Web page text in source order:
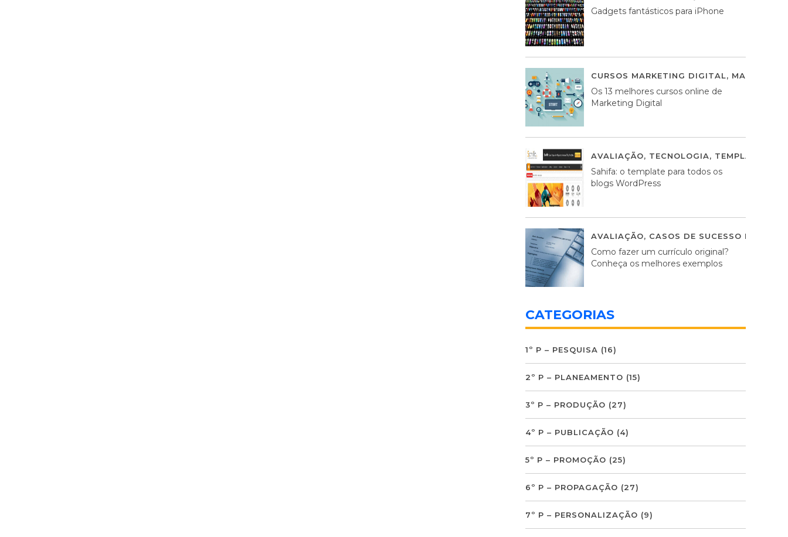
Gadgets fantásticos para iPhone
CURSOS MARKETING DIGITAL,
Os 13 melhores cursos online de
Marketing Digital
AVALIAÇÃO, TECNOLOGIA, TEMPLATES
Sahifa: o template para todos os
blogs WordPress
AVALIAÇÃO, CASOS DE SUCESSO DE
Como fazer um currículo original?
Conheça os melhores exemplos
CATEGORIAS
1º P – PESQUISA (16)
2º P – PLANEAMENTO (15)
3º P – PRODUÇÃO (27)
4º P – PUBLICAÇÃO (4)
5º P – PROMOÇÃO (25)
6º P – PROPAGAÇÃO (27)
7º P – PERSONALIZAÇÃO (9)